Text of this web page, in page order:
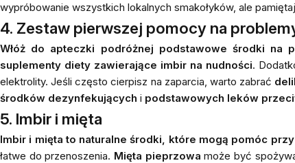
wypróbowanie wszystkich lokalnych smakołyków, ale
4. Zestaw pierwszej pomocy na
Włóż do apteczki podróżnej podstawowe środki na
suplementy diety zawierające imbir na nudności.
elektrolity. Jeśli często cierpisz na zaparcia, warto zabrać
środków dezynfekujących i podstawowych leków
5. Imbir i mięta
Imbir i mięta to naturalne środki, które mogą pomóc
łatwe do przenoszenia. Mięta pieprzowa może być